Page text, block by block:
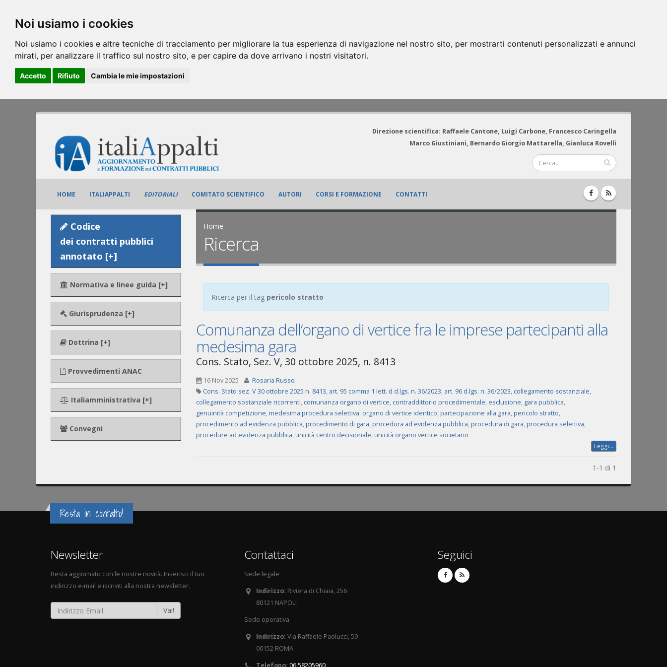
Noi usiamo i cookies
Noi usiamo i cookies e altre tecniche di tracciamento per migliorare la tua esperienza di navigazione nel nostro sito, per mostrarti contenuti personalizzati e annunci
mirati, per analizzare il traffico sul nostro sito, e per capire da dove arrivano i nostri visitatori.
Accetto Rifiuto Cambia le mie impostazioni
Direzione scientifica: Raffaele Cantone, Luigi Carbone, Francesco Caringella
Marco Giustiniani, Bernardo Giorgio Mattarella, Gianluca Rovelli
HOME ITALIAPPALTI EDITORIALI COMITATO SCIENTIFICO AUTORI CORSI E FORMAZIONE CONTATTI
Codice
dei contratti pubblici
annotato [+]
Normativa e linee guida [+]
Giurisprudenza [+]
Dottrina [+]
Provvedimenti ANAC
Italiamministrativa [+]
Convegni
Home
Ricerca
Ricerca per il tag pericolo stratto
Comunanza dell’organo di vertice fra le imprese partecipanti alla
medesima gara
Cons. Stato, Sez. V, 30 ottobre 2025, n. 8413
16 Nov 2025
Rosaria Russo
Cons. Stato sez. V 30 ottobre 2025 n. 8413, art. 95 comma 1 lett. d d.lgs. n. 36/2023, art. 96 d.lgs. n. 36/2023, collegamento sostanziale,
collegamento sostanziale ricorrenti, comunanza organo di vertice, contraddittorio procedimentale, esclusione, gara pubblica,
genuinità competizione,medesima procedura selettiva, organo di vertice identico,partecipazione alla gara,pericolo stratto,
procedimento ad evidenza pubblica,procedimento di gara,procedura ad evidenza pubblica,procedura di gara,procedura selettiva,
procedure ad evidenza pubblica,unicità centro decisionale,unicità organo vertice societario
Leggi...
1-1 di 1
Resta in contatto!
Newsletter
Resta aggiornato con le nostre novità. Inserisci il tuo
indirizzo e-mail e iscriviti alla nostra newsletter.
Vai!
Contattaci
Sede legale
Indirizzo: Riviera di Chiaia, 256
80121 NAPOLI
Sede operativa
Indirizzo: Via Raffaele Paolucci, 59
00152 ROMA
Telefono: 06.58205960
Seguici